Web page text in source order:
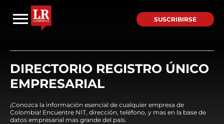
SUSCRIBIRSE
DIRECTORIO REGISTRO ÚNICO
EMPRESARIAL
¡Conozca la información esencial de cualquier empresa de
Colombia! Encuentre NIT, dirección, teléfono, y mas en la base de
datos empresarial mas grande del país.